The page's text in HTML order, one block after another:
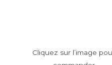
Cliquez sur l’image